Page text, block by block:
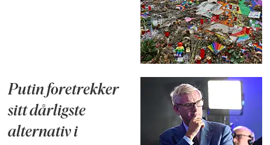
Putin foretrekker
sitt dårligste
alternativ i